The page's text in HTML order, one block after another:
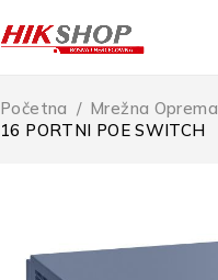
Početna / Mrežna Oprema
16 PORTNI POE SWITCH